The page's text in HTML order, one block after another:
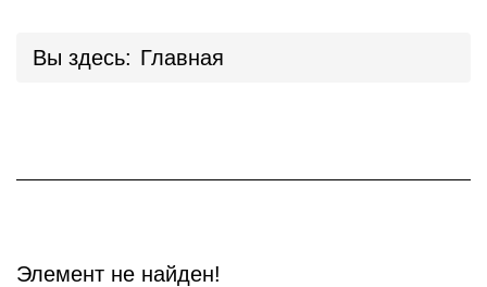
Вы здесь: Главная
Элемент не найден!